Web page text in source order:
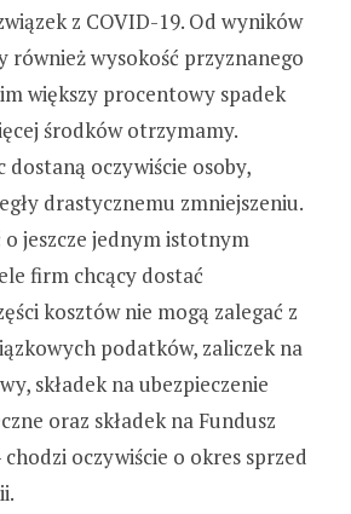
z COVID-19. Od wyników
również wysokość przyznanego
większy procentowy spadek
środków otrzymamy.
dostaną oczywiście osoby,
drastycznemu zmniejszeniu.
jeszcze jednym istotnym
firm chcący dostać
kosztów nie mogą zalegać z
podatków, zaliczek na
składek na ubezpieczenie
oraz składek na Fundusz
oczywiście o okres sprzed